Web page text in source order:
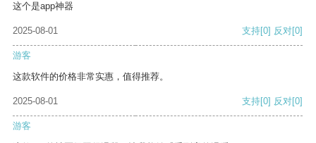
这个是app神器
2025-08-01 支持[0] 反对[0]
游客
这款软件的价格非常实惠，值得推荐。
2025-08-01 支持[0] 反对[0]
游客